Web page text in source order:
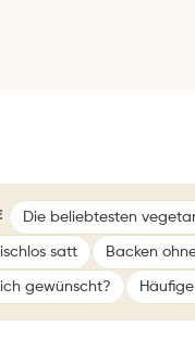
Die beliebtesten
satt Backen
gewünscht?